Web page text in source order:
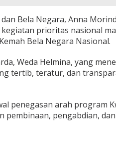
Bela Negara, Anna
prioritas nasional
Bela Negara Nasional.
Weda Helmina, yang
tertib, teratur, dan
penegasan arah program
pembinaan, pengabdian,